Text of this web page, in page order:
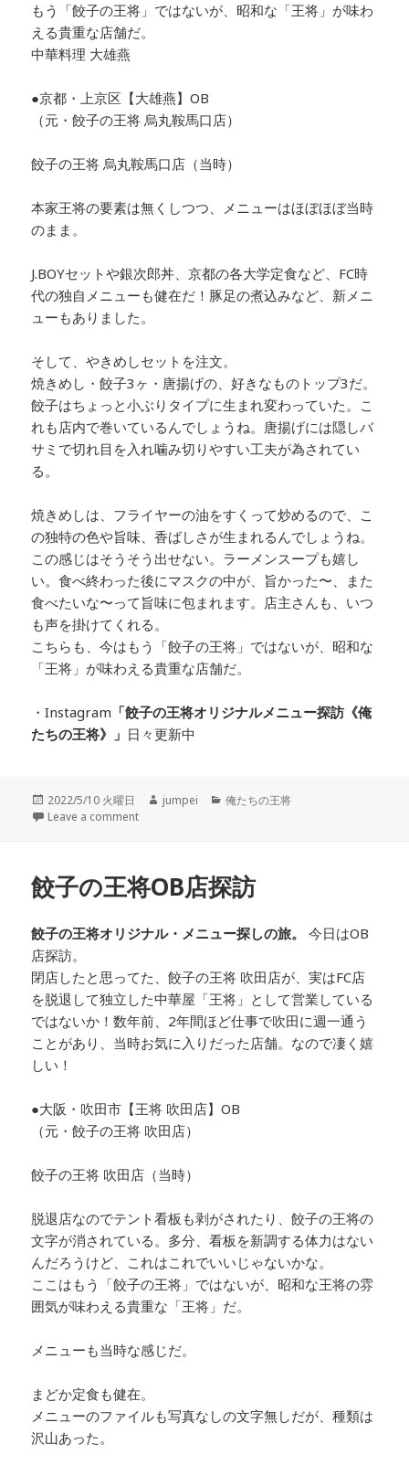
もう「餃子の王将」ではないが、昭和な「王将」が味わ
える貴重な店舗だ。
中華料理 大雄燕
●京都・上京区【大雄燕】OB
（元・餃子の王将 烏丸鞍馬口店）
餃子の王将 烏丸鞍馬口店 （当時）
本家王将の要素は無くしつつ、メニューはほぼほぼ当時
のまま。
J.BOYセットや銀次郎丼、京都の各大学定食など、FC時
代の独自メニューも健在だ！豚足の煮込みなど、新メニ
ューもありました。
そして、やきめしセットを注文。
焼きめし・餃子3ヶ・唐揚げの、好きなものトップ3だ。
餃子はちょっと小ぶりタイプに生まれ変わっていた。こ
れも店内で巻いているんでしょうね。唐揚げには隠しバ
サミで切れ目を入れ噛み切りやすい工夫が為されてい
る。
焼きめしは、フライヤーの油をすくって炒めるので、こ
の独特の色や旨味、香ばしさが生まれるんでしょうね。
この感じはそうそう出せない。ラーメンスープも嬉し
い。食べ終わった後にマスクの中が、旨かった〜、また
食べたいな〜って旨味に包まれます。店主さんも、いつ
も声を掛けてくれる。
こちらも、今はもう「餃子の王将」ではないが、昭和な
「王将」が味わえる貴重な店舗だ。
・Instagram 「餃子の王将オリジナルメニュー探訪 《俺
たちの王将》」 日々更新中
投
稿
2022/5/10 火曜日
作
jumpei
カ
俺たちの王将
Leave a comment
餃子の王将OB店探訪
餃子の王将オリジナル・メニュー探しの旅。
今日はOB
店探訪。
閉店したと思ってた、餃子の王将 吹田店が、実はFC店
を脱退して独立した中華屋「王将」として営業している
ではないか！数年前、2年間ほど仕事で吹田に週一通う
ことがあり、当時お気に入りだった店舗。なので凄く嬉
しい！
●大阪・吹田市【王将 吹田店】OB
（元・餃子の王将 吹田店）
餃子の王将 吹田店（当時）
脱退店なのでテント看板も剥がされたり、餃子の王将の
文字が消されている。多分、看板を新調する体力はない
んだろうけど、これはこれでいいじゃないかな。
ここはもう「餃子の王将」ではないが、昭和な王将の雰
囲気が味わえる貴重な「王将」だ。
メニューも当時な感じだ。
まどか定食も健在。
メニューのファイルも写真なしの文字無しだが、種類は
沢山あった。